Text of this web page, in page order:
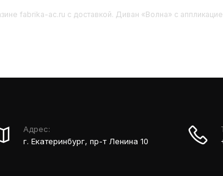
fabrika-ac.ru с доставкой. Диван «Волна» с
Адрес:
г. Екатеринбург, пр-т Ленина 10